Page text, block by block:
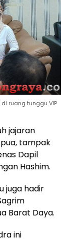
di ruang tunggu VIP
jajaran
tampak
Dapil
Hashim.
juga hadir
Barat Daya.
ini